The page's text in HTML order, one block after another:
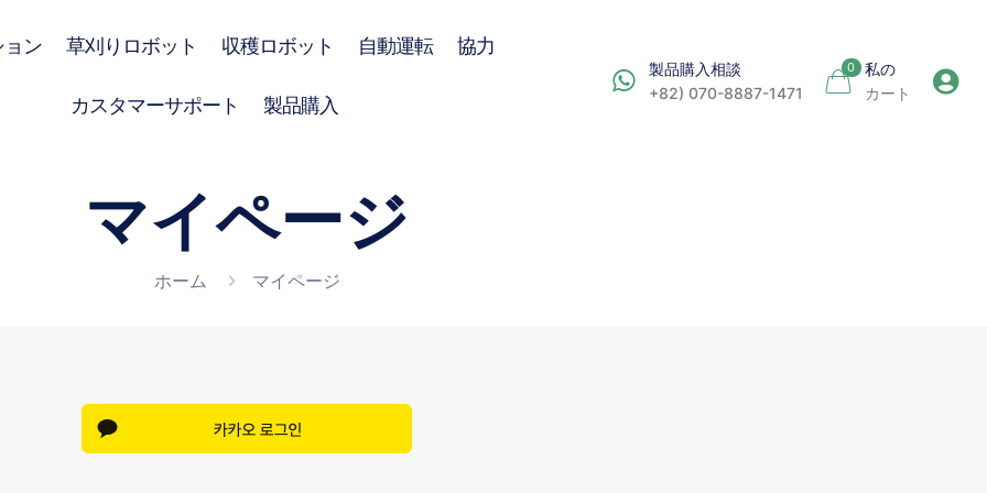
ン 草刈りロボット 収穫ロボット 自動運転 協力
カスタマーサポート 製品購入
製品購入相談
+82) 070-8887-1471
0
私の
カート
マイページ
ホーム マイページ